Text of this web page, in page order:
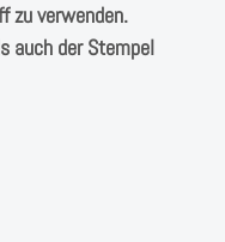
zu verwenden.
auch der Stempel